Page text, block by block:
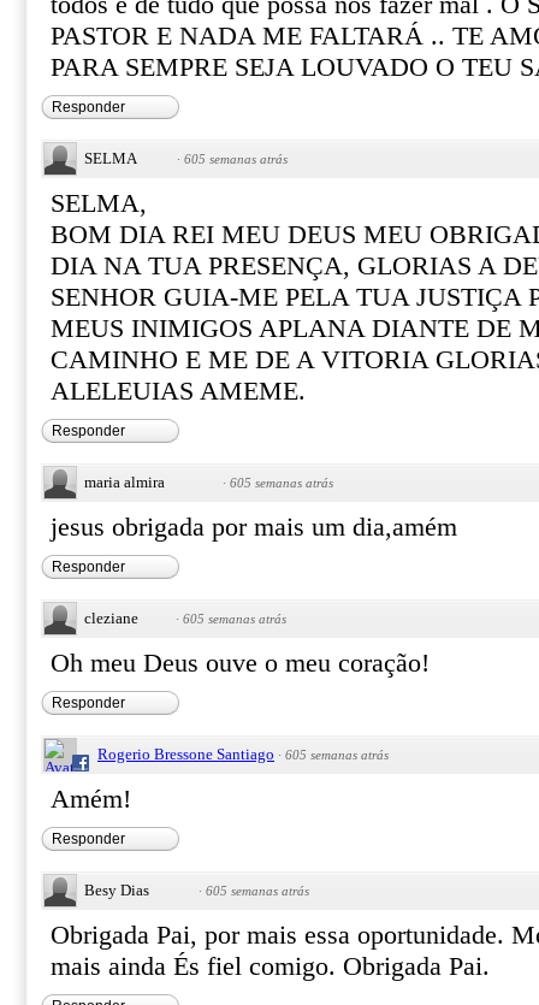
PASTOR E NADA ME FALTARÁ .. TE
PARA SEMPRE SEJA LOUVADO O TEU
Responder
SELMA · 605 semanas atrás
SELMA,
BOM DIA REI MEU DEUS MEU
DIA NA TUA PRESENÇA, GLORIAS A
SENHOR GUIA-ME PELA TUA JUSTIÇA
MEUS INIMIGOS APLANA DIANTE DE
CAMINHO E ME DE A VITORIA
ALELEUIAS AMEME.
Responder
maria almira · 605 semanas atrás
jesus obrigada por mais um dia,amém
Responder
cleziane · 605 semanas atrás
Oh meu Deus ouve o meu coração!
Responder
Rogerio Bressone Santiago · 605 semanas atrás
Amém!
Responder
Besy Dias · 605 semanas atrás
Obrigada Pai, por mais essa oportunidade.
mais ainda És fiel comigo. Obrigada Pai.